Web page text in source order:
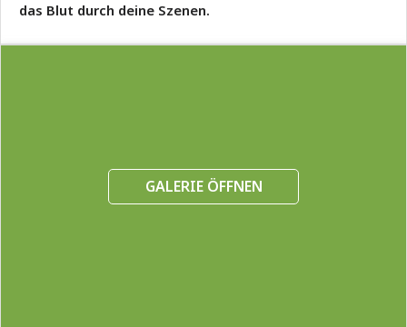
das Blut durch deine Szenen.
GALERIE ÖFFNEN